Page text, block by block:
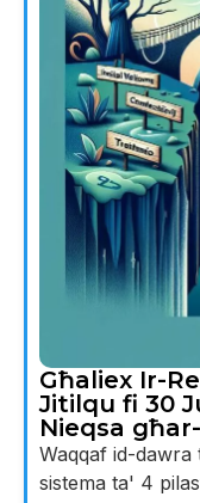
Għaliex Ir-
Jitilqu fi 30
Nieqsa
Waqqaf id-
sistema ta' 4